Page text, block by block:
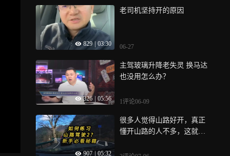
829 03:30
老司机坚持开的原因
06-27
326 05:56
主驾玻璃升降老失灵 换马达
也没用怎么办？
1评论06-09
907 05:32
很多人觉得山路好开，真正
懂开山路的人不多，这就如